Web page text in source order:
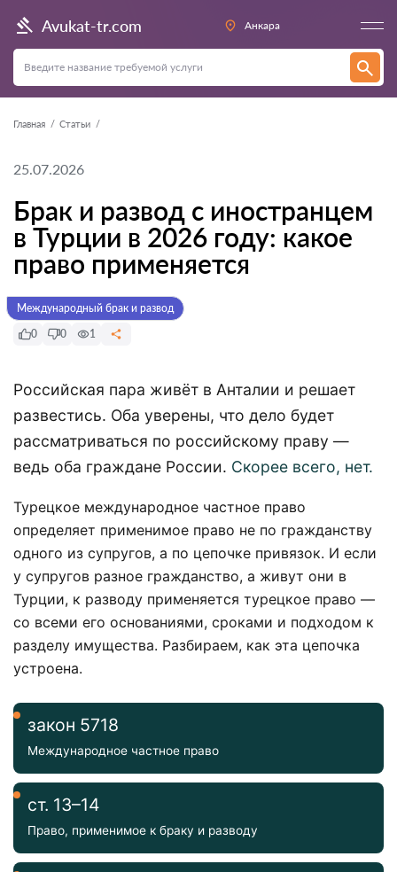
Avukat-tr.com Анкара
Главная Статьи
25.07.2026
Брак и развод с иностранцем
в Турции в 2026 году: какое
право применяется
Международный брак и развод
0
0 1
Российская пара живёт в Анталии и решает
развестись. Оба уверены, что дело будет
рассматриваться по российскому праву —
ведь оба граждане России. Скорее всего, нет.
Турецкое международное частное право
определяет применимое право не по гражданству
одного из супругов, а по цепочке привязок. И если
у супругов разное гражданство, а живут они в
Турции, к разводу применяется турецкое право —
со всеми его основаниями, сроками и подходом к
разделу имущества. Разбираем, как эта цепочка
устроена.
закон 5718
Международное частное право
ст. 13–14
Право, применимое к браку и разводу